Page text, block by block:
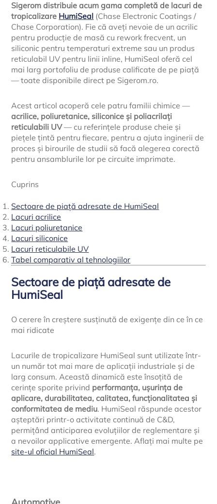
Sigerom distribuie acum gama completă de lacuri de
tropicalizare HumiSeal (Chase Electronic Coatings /
Chase Corporation). Fie că aveți nevoie de un acrilic
pentru producție de masă cu rework frecvent, un
siliconic pentru temperaturi extreme sau un produs
reticulabil UV pentru linii inline, HumiSeal oferă cel
mai larg portofoliu de produse calificate de pe piață
— toate disponibile direct pe Sigerom.ro.
Acest articol acoperă cele patru familii chimice —
acrilice, poliuretanice, siliconice și poliacrilați
reticulabili UV— cu referințele produse cheie și
piețele țintă pentru fiecare, pentru a ajuta inginerii de
proces și birourile de studii să facă alegerea corectă
pentru ansamblurile lor pe circuite imprimate.
Cuprins
Sectoare de piață adresate de HumiSeal
Lacuri acrilice
Lacuri poliuretanice
Lacuri siliconice
Lacuri reticulabile UV
Tabel comparativ al tehnologiilor
Sectoare de piață adresate de
HumiSeal
O cerere în creștere susținută de exigențe din ce în ce
mai ridicate
Lacurile de tropicalizare HumiSeal sunt utilizate într-
un număr tot mai mare de aplicații industriale și de
larg consum. Această dinamică este însoțită de
cerințe sporite privind performanța, ușurința de
aplicare, durabilitatea, calitatea, funcționalitatea și
conformitatea de mediu. HumiSeal răspunde acestor
așteptări printr-o activitate continuă de C&D,
permițând anticiparea evoluțiilor de reglementare și
a nevoilor applicative emergente. Aflați mai multe pe
site-ul oficial HumiSeal.